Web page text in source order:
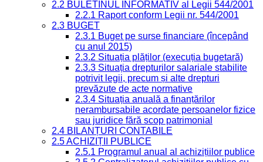
2.2 BULETINUL INFORMATIV al Legii 544/2001
2.2.1 Raport conform Legii nr. 544/2001
2.3 BUGET
2.3.1 Buget pe surse financiare (începând
cu anul 2015)
2.3.2 Situația plăților (execuția bugetară)
2.3.3 Situația drepturilor salariale stabilite
potrivit legii, precum și alte drepturi
prevăzute de acte normative
2.3.4 Situația anuală a finanțărilor
nerambursabile acordate persoanelor fizice
sau juridice fără scop patrimonial
2.4 BILANȚURI CONTABILE
2.5 ACHIZIȚII PUBLICE
2.5.1 Programul anual al achizițiilor publice